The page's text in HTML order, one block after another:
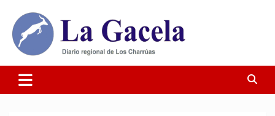
contenido
Diario La Gacela